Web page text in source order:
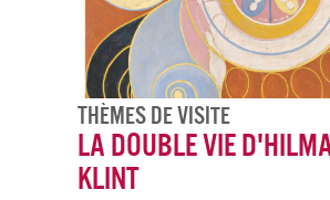
Thèmes De Visite
La double vie
Klint